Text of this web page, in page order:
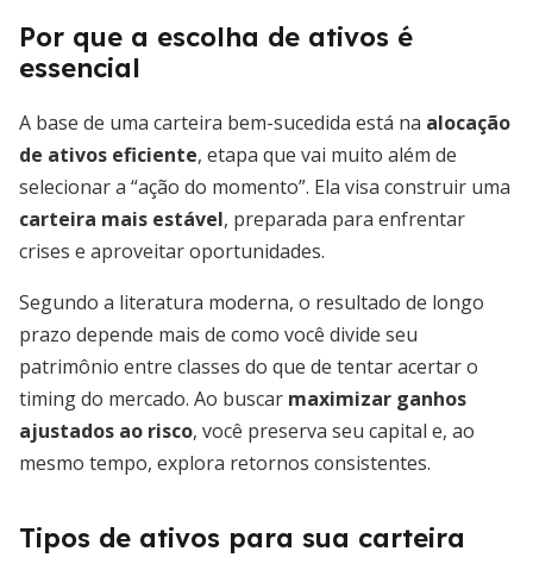
Por que a escolha de ativos é
essencial
A base de uma carteira bem-sucedida está na alocação
de ativos eficiente, etapa que vai muito além de
selecionar a “ação do momento”. Ela visa construir uma
carteira mais estável, preparada para enfrentar
crises e aproveitar oportunidades.
Segundo a literatura moderna, o resultado de longo
prazo depende mais de como você divide seu
patrimônio entre classes do que de tentar acertar o
timing do mercado. Ao buscar maximizar ganhos
ajustados ao risco, você preserva seu capital e, ao
mesmo tempo, explora retornos consistentes.
Tipos de ativos para sua carteira